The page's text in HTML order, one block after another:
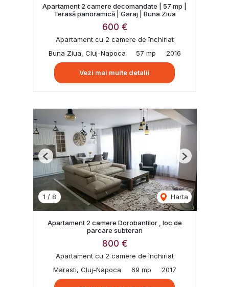
Apartament 2 camere decomandate | 57 mp |
Terasă panoramică | Garaj | Buna Ziua
600 €
Apartament cu 2 camere de închiriat
Buna Ziua, Cluj-Napoca
57 mp 2016
Vezi mai multe detalii
1 / 8 Harta
Previous Next
Apartament 2 camere Dorobantilor , loc de
parcare subteran
800 €
Apartament cu 2 camere de închiriat
Marasti, Cluj-Napoca
69 mp 2017